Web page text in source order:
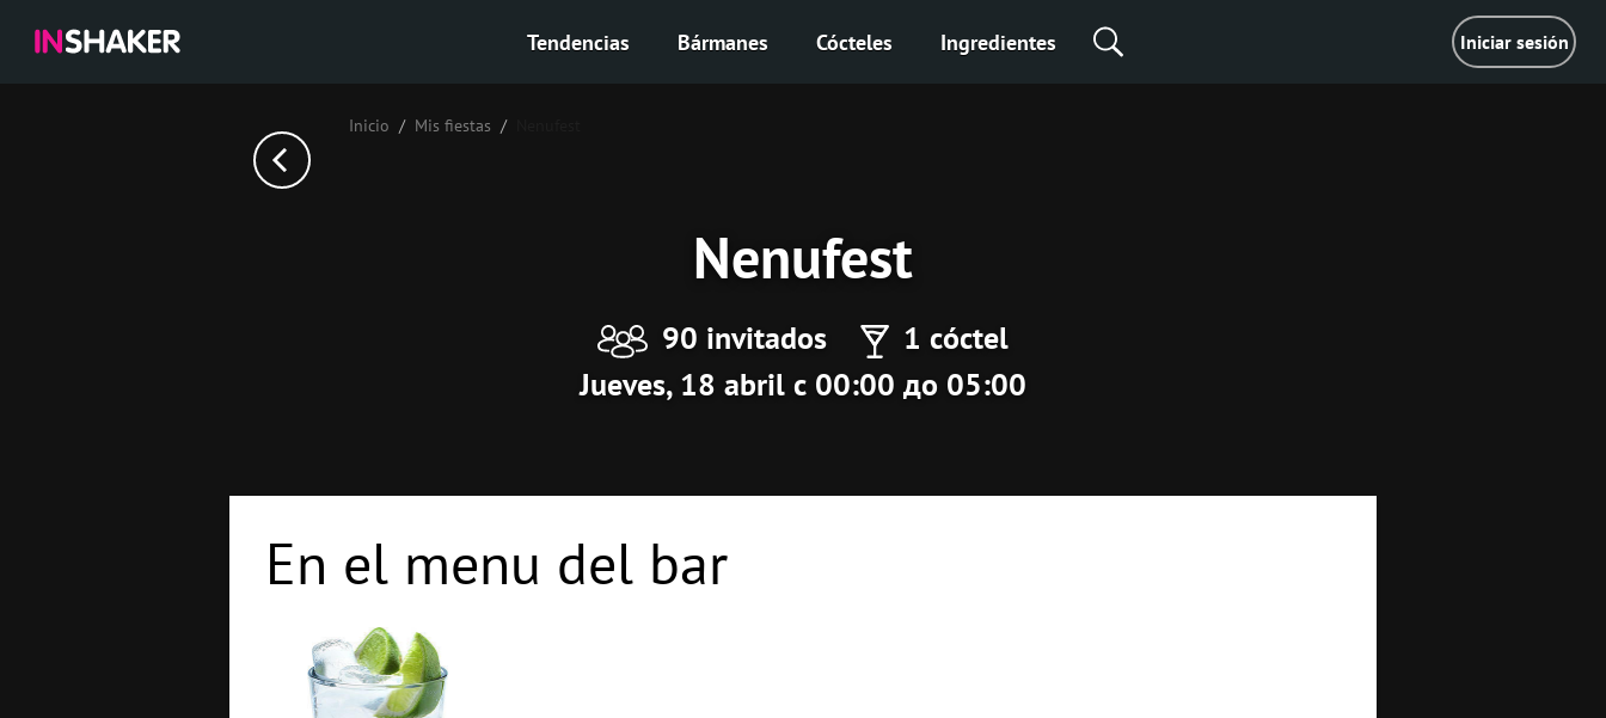
Tendencias Bármanes Cócteles Ingredientes Iniciar sesión
Inicio Mis fiestas
Nenufest
90 invitados
1 cóctel
Jueves, 18 abril с 00:00 до 05:00
En el menu del bar